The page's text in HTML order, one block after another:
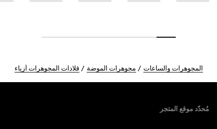
المجوهرات والساعات مجوهرات الموضة قلادات المجوهرات أزياء
مُحدّد موقع المتجر